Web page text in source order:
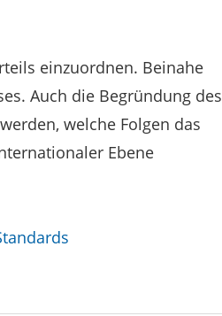
einzuordnen. Beinahe
Auch die Begründung des
welche Folgen das
Ebene